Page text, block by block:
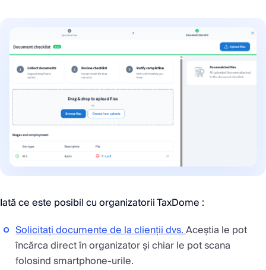
Iată ce este posibil cu organizatorii TaxDome :
Solicitați documente de la clienții dvs.Aceștia le pot
încărca direct în organizator și chiar le pot scana
folosind smartphone-urile.